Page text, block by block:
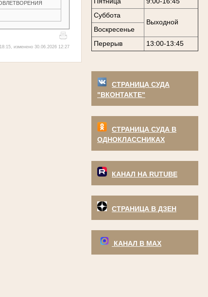
Суббота
Выходной
Воскресенье
Перерыв
13:00-13:45
СТРАНИЦА СУДА
"ВКОНТАКТЕ"
СТРАНИЦА СУДА В
ОДНОКЛАССНИКАХ
КАНАЛ НА RUTUBE
СТРАНИЦА В ДЗЕН
КАНАЛ В МАХ
изменено 30.06.2026 12:27